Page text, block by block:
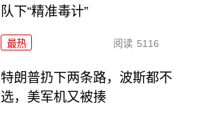
队下“精准毒计”
最热 阅读 5116
特朗普扔下两条路，波斯都不
选，美军机又被揍